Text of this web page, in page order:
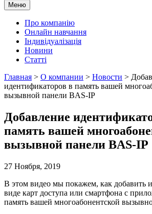
Меню
Про компанію
Онлайн навчання
Індивідуалізація
Новини
Статті
Главная > О компании > Новости >
идентификаторов в память вашей
вызывной панели BAS-IP
Добавление
память вашей
вызывной панели BAS-IP
27 Ноября, 2019
В этом видео мы покажем, как добавить
виде карт доступа или смартфона с
память вашей многоабонентской